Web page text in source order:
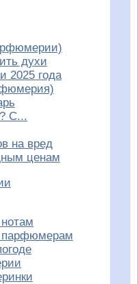
духи
2025 года
С...
на вред
ценам